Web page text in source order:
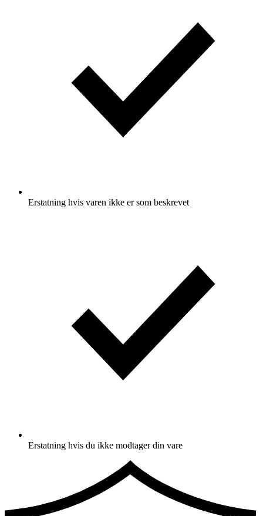
Erstatning hvis varen ikke er som beskrevet
Erstatning hvis du ikke modtager din vare